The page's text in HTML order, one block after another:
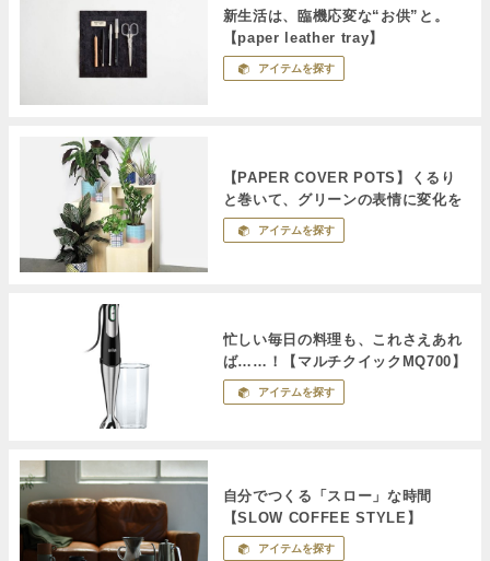
新生活は、臨機応変な“お供”と。
【paper leather tray】
アイテムを探す
【PAPER COVER POTS】くるり
と巻いて、グリーンの表情に変化を
アイテムを探す
忙しい毎日の料理も、これさえあれ
ば……！【マルチクイックMQ700】
アイテムを探す
自分でつくる「スロー」な時間
【SLOW COFFEE STYLE】
アイテムを探す